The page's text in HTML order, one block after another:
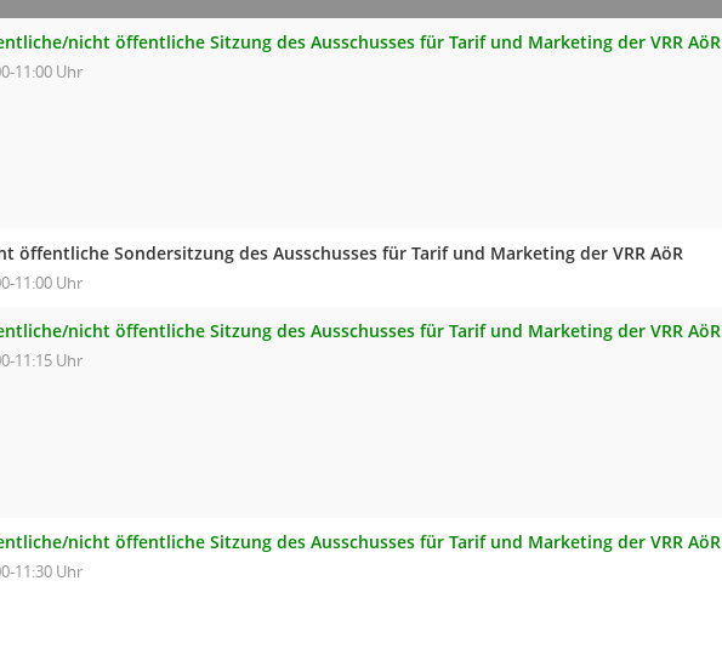
nicht öffentliche Sitzung des Ausschusses für Tarif und Marketing der VRR AöR
11:00 Uhr
öffentliche Sondersitzung des Ausschusses für Tarif und Marketing der VRR AöR
11:00 Uhr
nicht öffentliche Sitzung des Ausschusses für Tarif und Marketing der VRR AöR
11:15 Uhr
nicht öffentliche Sitzung des Ausschusses für Tarif und Marketing der VRR AöR
11:30 Uhr